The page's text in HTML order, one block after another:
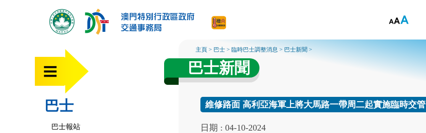
巴士
巴士報站
主頁 > 巴士 >臨時巴士調整消息 > 巴士新聞 >
巴士新聞
維修路面 高利亞海軍上將大馬路一帶周二起實施臨時交管
日期 : 04-10-2024